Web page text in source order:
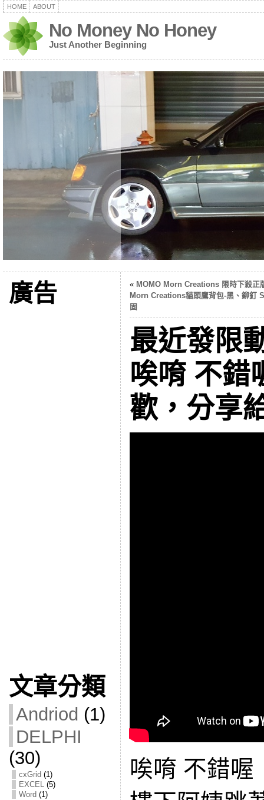
HOME ABOUT
No Money No Honey
Just Another Beginning
廣告
文章分類
Andriod (1)
DELPHI
(30)
cxGrid (1)
EXCEL(5)
Word (1)
« MOMO Morn Creations 限時下殺正
Morn Creations貓頭鷹背包-黑、鉚釘
固
最近發限
唉唷 不錯
歡，分享
唉唷 不錯喔